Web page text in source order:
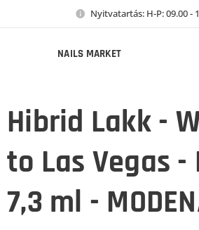
Nyitvatartás: H-P: 09.00 -
NAILS MARKET
Hibrid Lakk -
to Las Vegas -
7,3 ml -